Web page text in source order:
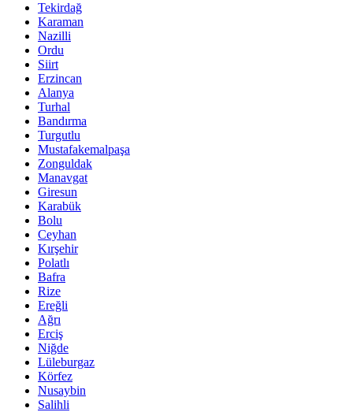
Tekirdağ
Karaman
Nazilli
Ordu
Siirt
Erzincan
Alanya
Turhal
Bandırma
Turgutlu
Mustafakemalpaşa
Zonguldak
Manavgat
Giresun
Karabük
Bolu
Ceyhan
Kırşehir
Polatlı
Bafra
Rize
Ereğli
Ağrı
Erciş
Niğde
Lüleburgaz
Körfez
Nusaybin
Salihli